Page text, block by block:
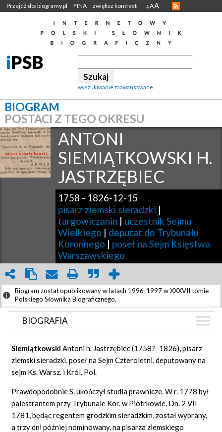
Przejdź do: biogramy.pl FINA zwiększ kontrast A AA
wyszukiwanie zaawansowane
BIOGRAM
POSTACI Z TEGO OKRESU
ANTONI
SIEMIĄTKOWSKI H.
JASTRZĘBIEC
1758 - 1826-12-15
pisarz ziemski sieradzki |
targowiczanin | uczestnik Sejmu
Wielkiego | deputat do Trybunału
Koronnego | poseł na Sejm Księstwa
Warszawskiego
Biogram został opublikowany w latach 1996-1997 w XXXVII tomie
Polskiego Słownika Biograficznego.
BIOGRAFIA
GRAF POWIĄZAŃ
DYSKUSJA
Mapa
SiemiątkowskiAntoni h. Jastrzębiec (1758?–1826), pisarz
ziemski sieradzki, poseł na Sejm Czteroletni, deputowany na
sejm Ks. Warsz. i Król. Pol.
Prawdopodobnie S. ukończył studia prawnicze. W r. 1778 był
palestrantem przy Trybunale Kor. w Piotrkowie. Dn. 2 VII
1781, będąc regentem grodzkim sieradzkim, został wybrany,
a trzy dni później nominowany, na pisarza ziemskiego